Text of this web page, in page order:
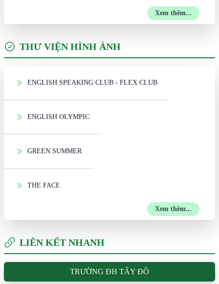
Xem thêm...
THƯ VIỆN HÌNH ẢNH
ENGLISH SPEAKING CLUB - FLEX CLUB
ENGLISH OLYMPIC
GREEN SUMMER
THE FACE
Xem thêm...
LIÊN KẾT NHANH
TRƯỜNG ĐH TÂY ĐÔ